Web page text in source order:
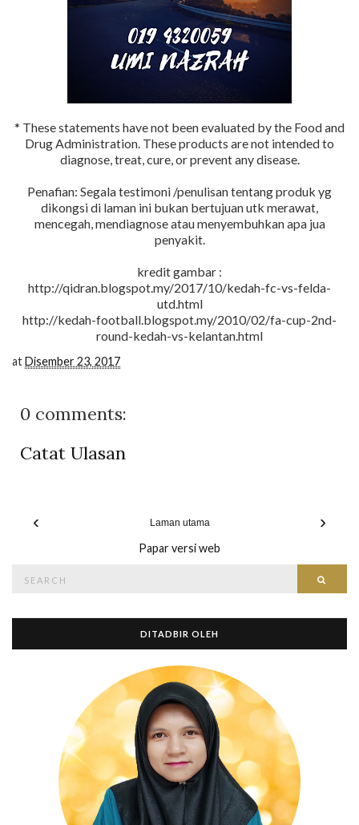
* These statements have not been evaluated by the Food and
Drug Administration. These products are not intended to
diagnose, treat, cure, or prevent any disease.
Penafian: Segala testimoni /penulisan tentang produk yg
dikongsi di laman ini bukan bertujuan utk merawat,
mencegah, mendiagnose atau menyembuhkan apa jua
penyakit.
kredit gambar :
http://qidran.blogspot.my/2017/10/kedah-fc-vs-felda-
utd.html
http://kedah-football.blogspot.my/2010/02/fa-cup-2nd-
round-kedah-vs-kelantan.html
atDisember 23, 2017
0 comments:
Catat Ulasan
‹ ›
Laman utama
Papar versi web
for:
DITADBIR OLEH